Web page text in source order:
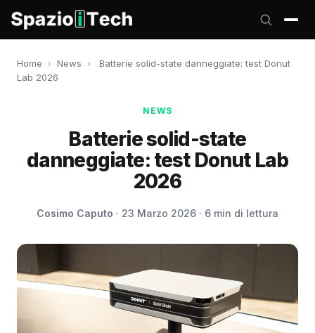
Home › News ›
Batterie solid-state danneggiate: test Donut
Lab 2026
NEWS
Batterie solid-state
danneggiate: test Donut Lab
2026
Cosimo Caputo · 23 Marzo 2026 · 6 min di lettura